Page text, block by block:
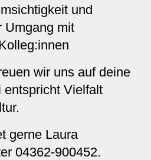
und
Umgang mit
wir uns auf deine
entspricht Vielfalt
gerne Laura
04362-900452.